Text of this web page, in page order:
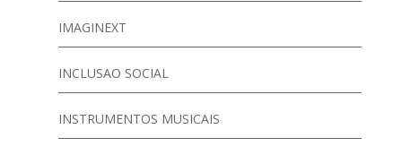
IMAGINEXT
INCLUSAO SOCIAL
INSTRUMENTOS MUSICAIS